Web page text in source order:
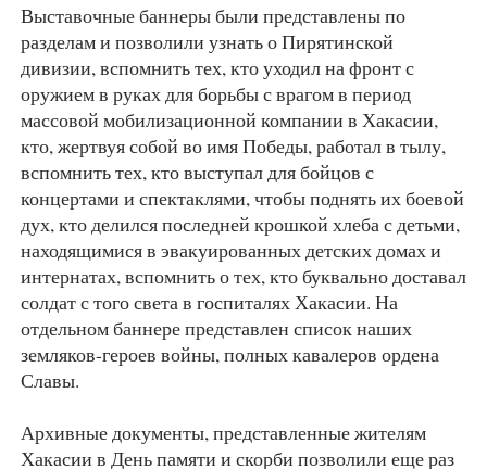
Выставочные баннеры были представлены по
разделам и позволили узнать о Пирятинской
дивизии, вспомнить тех, кто уходил на фронт с
оружием в руках для борьбы с врагом в период
массовой мобилизационной компании в Хакасии,
кто, жертвуя собой во имя Победы, работал в тылу,
вспомнить тех, кто выступал для бойцов с
концертами и спектаклями, чтобы поднять их боевой
дух, кто делился последней крошкой хлеба с детьми,
находящимися в эвакуированных детских домах и
интернатах, вспомнить о тех, кто буквально доставал
солдат с того света в госпиталях Хакасии. На
отдельном баннере представлен список наших
земляков-героев войны, полных кавалеров ордена
Славы.
Архивные документы, представленные жителям
Хакасии в День памяти и скорби позволили еще раз